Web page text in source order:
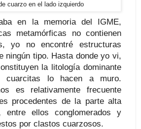
cuarzo en el lado izquierdo
en la memoria del IGME,
metamórficas no contienen
yo no encontré estructuras
ningún tipo. Hasta donde yo vi,
la litología dominante
lo hacen a muro.
es relativamente frecuente
procedentes de la parte alta
entre ellos conglomerados y
por clastos cuarzosos.